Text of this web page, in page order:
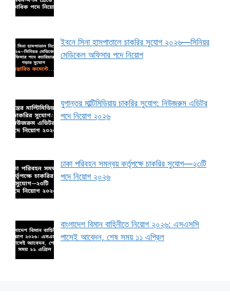
ইবনে সিনা হাসপাতালে চাকরির সুযোগ ২০২৬—সিনিয়র
মেডিকেল অফিসার পদে নিয়োগ
যুগান্তর মাল্টিমিডিয়ায় চাকরির সুযোগ: নিউজরুম এডিটর
পদে নিয়োগ ২০২৬
ঢাকা পরিবহন সমন্বয় কর্তৃপক্ষে চাকরির সুযোগ—২৩টি
পদে নিয়োগ ২০২৬
বাংলাদেশ বিমান বাহিনীতে নিয়োগ ২০২৬: এসএসসি
পাসেই আবেদন, শেষ সময় ১১ এপ্রিল